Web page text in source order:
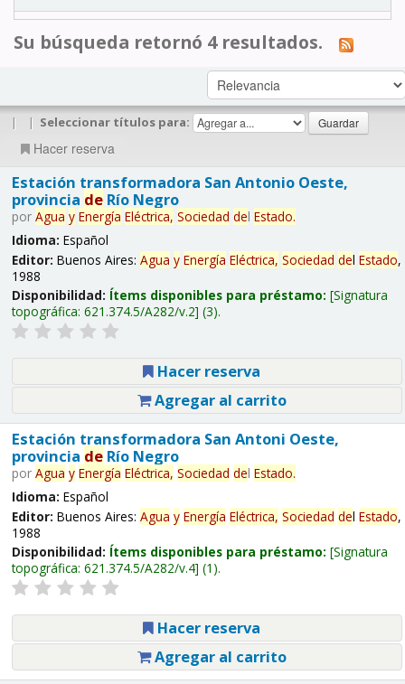
Su búsqueda retornó 4 resultados.
| | Seleccionar títulos para:
Hacer reserva
Estación transformadora San Antonio Oeste,
provincia deRío Negro
por Agua y Energía Eléctrica, Sociedad del Estado.
Idioma: Español
Editor: Buenos Aires: Agua y Energía Eléctrica, Sociedad del Estado,
1988
Disponibilidad: Ítems disponibles para préstamo: Signatura
topográfica: 621.374.5/A282/v.2 (3).
Hacer reserva
Agregar al carrito
Estación transformadora San Antoni Oeste,
provincia deRío Negro
por Agua y Energía Eléctrica, Sociedad del Estado.
Idioma: Español
Editor: Buenos Aires: Agua y Energía Eléctrica, Sociedad del Estado,
1988
Disponibilidad: Ítems disponibles para préstamo: Signatura
topográfica: 621.374.5/A282/v.4 (1).
Hacer reserva
Agregar al carrito